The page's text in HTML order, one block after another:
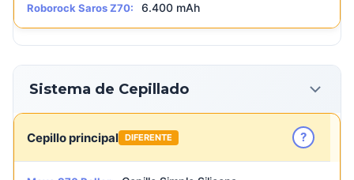
Roborock Saros Z70: 6.400 mAh
Sistema de Cepillado
Cepillo principal DIFERENTE ?